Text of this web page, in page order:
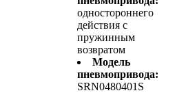
одностороннего
действия с
пружинным
возвратом
Модель
пневмопривода:
SRN0480401S